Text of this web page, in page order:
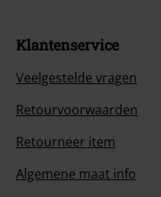
Klantenservice
Veelgestelde vragen
Retourvoorwaarden
Retourneer item
Algemene maat info